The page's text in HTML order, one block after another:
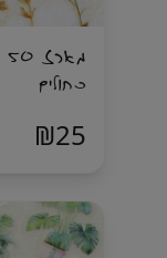
כחולים
₪25